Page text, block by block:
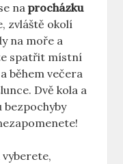
naprocházku
zvláště okolí
na moře a
spatřit místní
během večera
Dvě kola a
vyberete,